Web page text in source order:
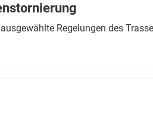
Regelungen des